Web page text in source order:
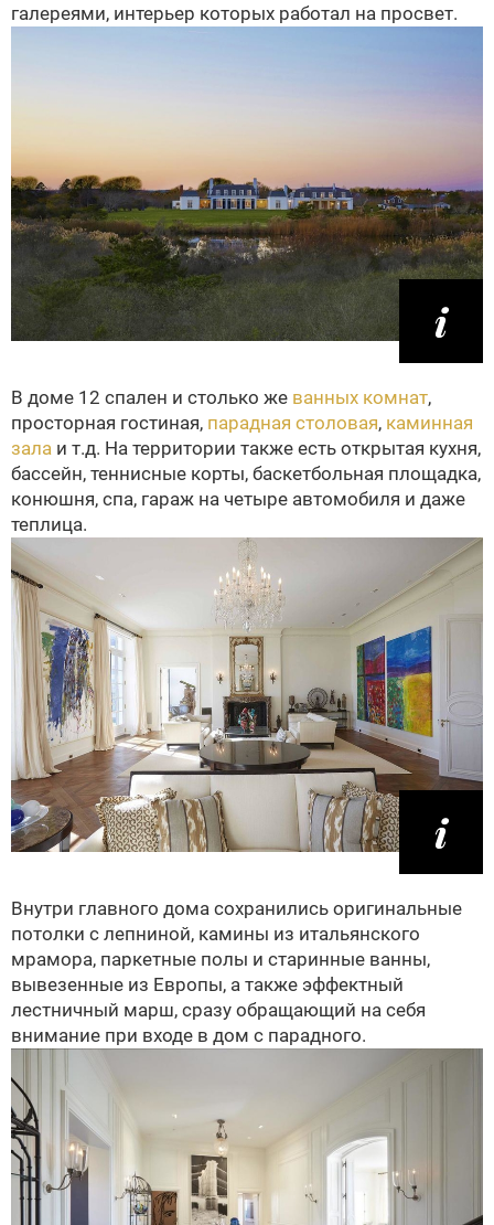
галереями, интерьер которых работал на просвет.
В доме 12 спален и столько же ванных комнат,
просторная гостиная, парадная столовая, каминная
зала и т.д. На территории также есть открытая кухня,
бассейн, теннисные корты, баскетбольная площадка,
конюшня, спа, гараж на четыре автомобиля и даже
теплица.
Внутри главного дома сохранились оригинальные
потолки с лепниной, камины из итальянского
мрамора, паркетные полы и старинные ванны,
вывезенные из Европы, а также эффектный
лестничный марш, сразу обращающий на себя
внимание при входе в дом с парадного.